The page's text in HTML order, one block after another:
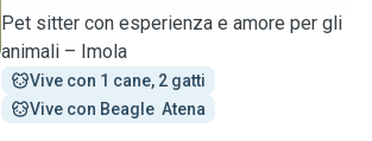
Pet sitter con esperienza e amore per gli
animali – Imola
Vive con 1 cane, 2 gatti
Vive con Beagle  Atena